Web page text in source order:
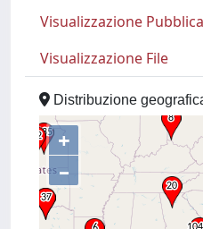
Visualizzazione
Visualizzazione File
Distribuzione
+
–